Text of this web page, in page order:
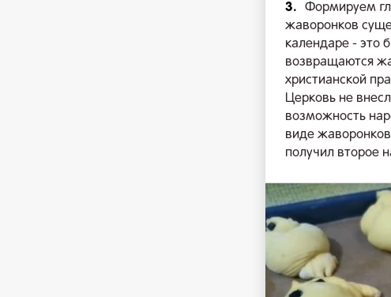
3.
Формируем
жаворонков
календаре - это
возвращаются
христианской
Церковь не
возможность
виде
получил второе